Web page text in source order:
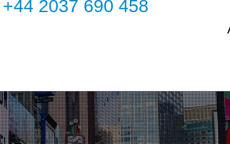
+44 2037 690 458